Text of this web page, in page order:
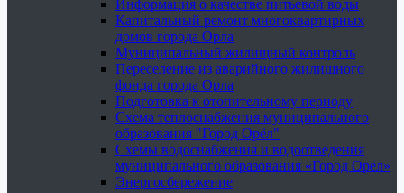
Информация о качестве питьевой воды
Капитальный ремонт многоквартирных
домов города Орла
Муниципальный жилищный контроль
Переселение из аварийного жилищного
фонда города Орла
Подготовка к отопительному периоду
Схема теплоснабжения муниципального
образования "Город Орёл"
Схемы водоснабжения и водоотведения
муниципального образования «Город Орёл»
Энергосбережение